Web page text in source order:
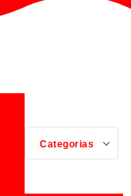
Categorias